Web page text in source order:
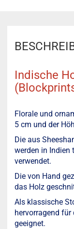
Indische
Florale und
5 cm und der
Die aus
werden in Indien
verwendet.
Die von Hand
das Holz
Als klassische
hervorragend für
geeignet.